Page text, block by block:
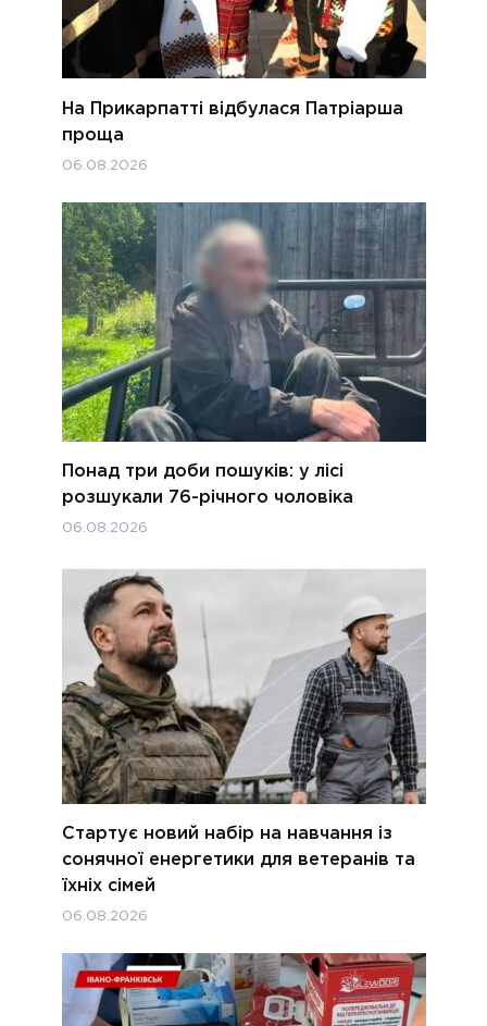
На Прикарпатті відбулася Патріарша
проща
06.08.2026
Понад три доби пошуків: у лісі
розшукали 76-річного чоловіка
06.08.2026
Стартує новий набір на навчання із
сонячної енергетики для ветеранів та
їхніх сімей
06.08.2026